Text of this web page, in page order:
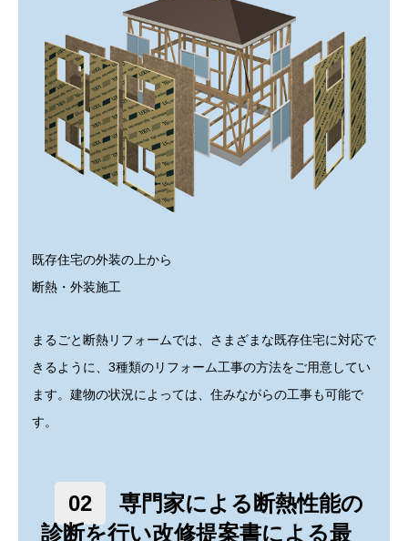
既存住宅の外装の上から
断熱・外装施工
まるごと断熱リフォームでは、さまざまな既存住宅に対応で
きるように、3種類のリフォーム工事の方法をご用意してい
ます。建物の状況によっては、住みながらの工事も可能で
す。
02
専門家による断熱性能の
診断を行い改修提案書による最